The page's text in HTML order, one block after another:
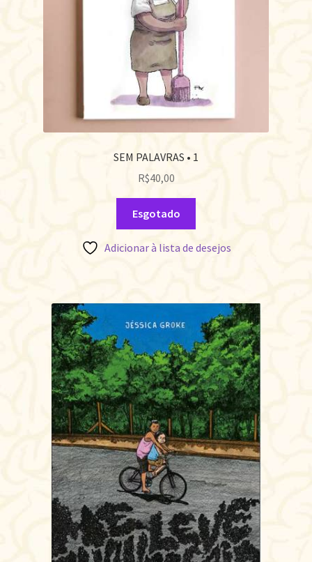
SEM PALAVRAS • 1
R$40,00
Esgotado
Adicionar à lista de desejos